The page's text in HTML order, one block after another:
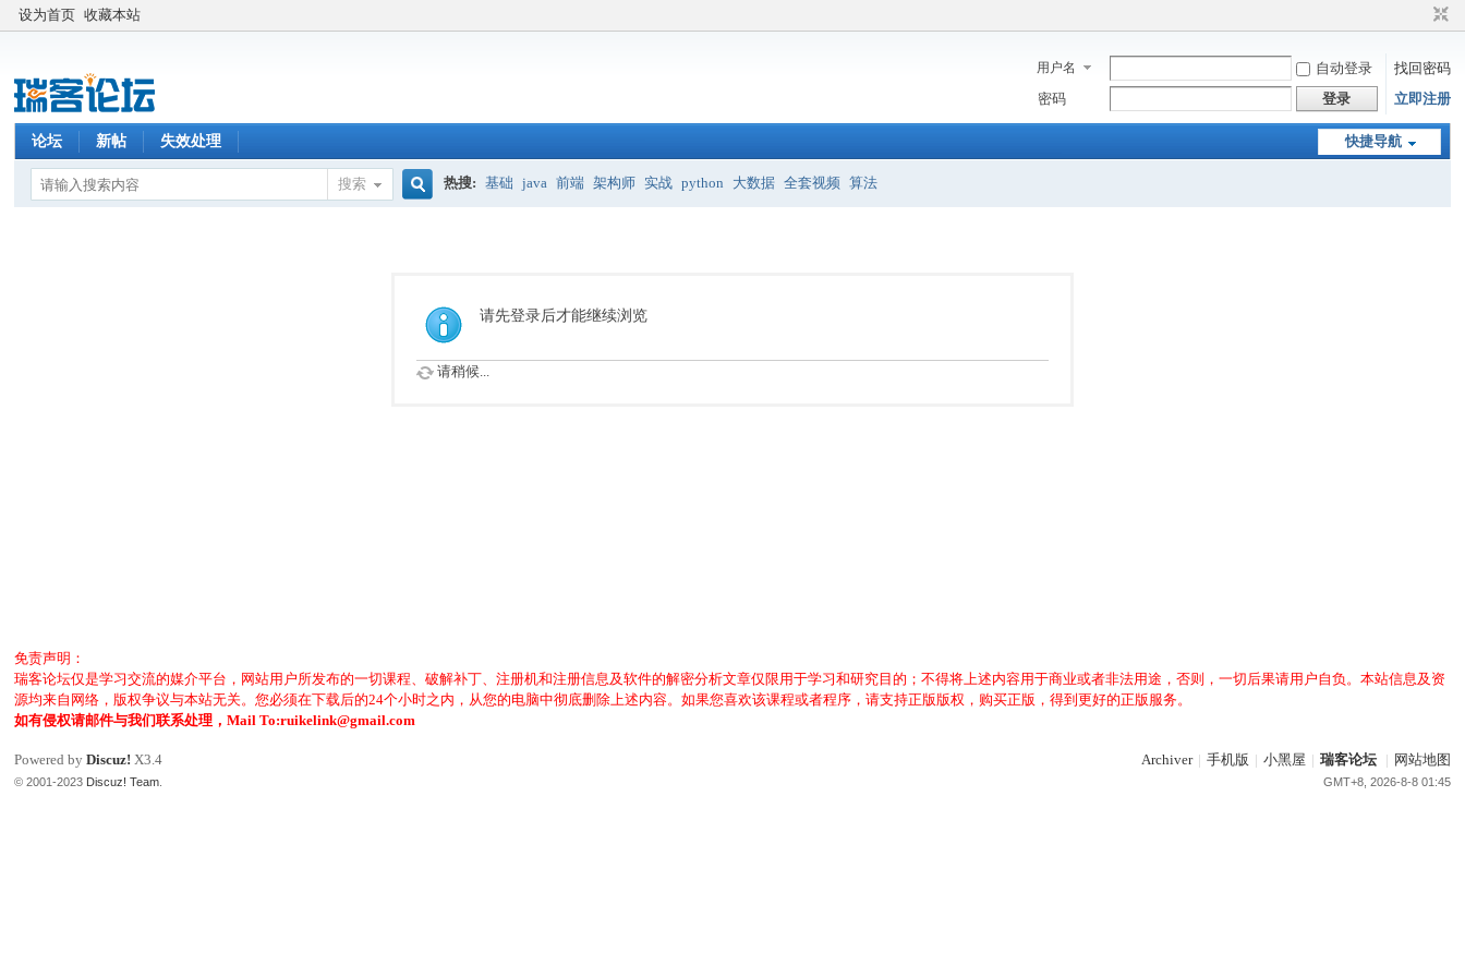
设为首页 收藏本站
用户名 自动登录
找回密码
密码
登录 立即注册
快捷导航
论坛 新帖 失效处理
搜索 热搜: 基础 java 前端 架构师 实战 python 大数据 全套视频 算法
请先登录后才能继续浏览
请稍候...
免责声明：
瑞客论坛仅是学习交流的媒介平台，网站用户所发布的一切课程、破解补丁、注册机和注册信息及软件的解密分析文章仅限用于学习和研究目的；不得将上述内容用于商业或者非法用途，否则，一切后果请用户自负。本站信息及资
源均来自网络，版权争议与本站无关。您必须在下载后的24个小时之内，从您的电脑中彻底删除上述内容。如果您喜欢该课程或者程序，请支持正版版权，购买正版，得到更好的正版服务。
如有侵权请邮件与我们联系处理，Mail To:ruikelink@gmail.com
Archiver | 手机版 | 小黑屋 | 瑞客论坛 | 网站地图
GMT+8, 2026-8-8 01:45
Powered byDiscuz! X3.4
© 2001-2023 Discuz! Team